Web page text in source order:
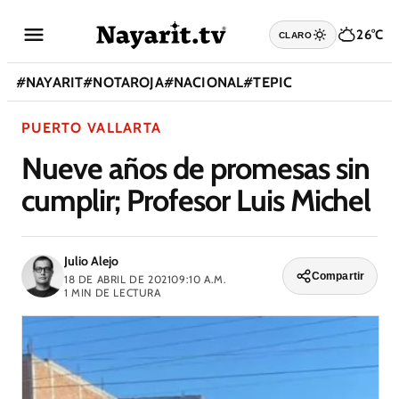
CLARO 26°C
#NAYARIT#NOTAROJA#NACIONAL#TEPIC
PUERTO VALLARTA
Nueve años de promesas sin
cumplir; Profesor Luis Michel
Julio Alejo
18 DE ABRIL DE 202109:10 A.M.
1 MIN DE LECTURA
Compartir